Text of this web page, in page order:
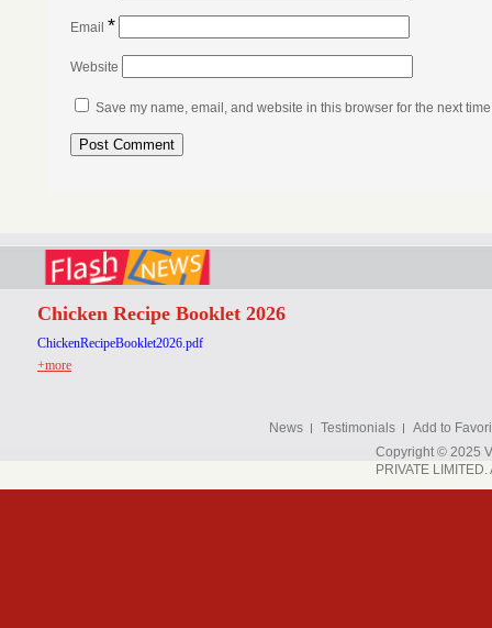
Email *
Website
Save my name, email, and website in this browser for the next
Chicken Recipe Booklet 2026
ChickenRecipeBooklet2026.pdf
+more
News Testimonials
Add to
Copyright © 2025
PRIVATE